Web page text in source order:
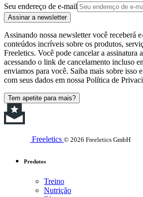
Seu endereço de e-mail
Assinar a newsletter
Assinando nossa newsletter você receberá
conteúdos incríveis sobre os produtos,
Freeletics. Você pode cancelar a assinatura
acessando o link de cancelamento incluso
enviamos para você. Saiba mais sobre isso
com seus dados em nossa Política de
Tem apetite para mais?
Freeletics © 2026 Freeletics GmbH
Produtos
Treino
Nutrição